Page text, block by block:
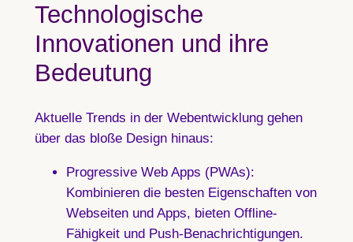
Technologische
Innovationen und ihre
Bedeutung
Aktuelle Trends in der Webentwicklung gehen
über das bloße Design hinaus:
Progressive Web Apps (PWAs):
Kombinieren die besten Eigenschaften von
Webseiten und Apps, bieten Offline-
Fähigkeit und Push-Benachrichtigungen.